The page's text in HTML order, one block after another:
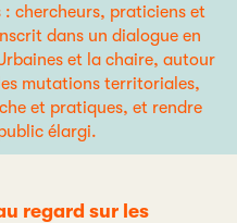
: chercheurs, praticiens et
dans un dialogue en
et la chaire, autour
mutations territoriales,
et pratiques, et rendre
élargi.
regard sur les